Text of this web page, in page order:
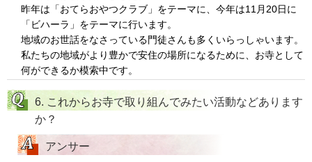
昨年は「おてらおやつクラブ」をテーマに、今年は11月20日に
「ビハーラ」をテーマに行います。
地域のお世話をなさっている門徒さんも多くいらっしゃいます。
私たちの地域がより豊かで安住の場所になるために、お寺として
何ができるか模索中です。
6. これからお寺で取り組んでみたい活動などあります
か？
アンサー